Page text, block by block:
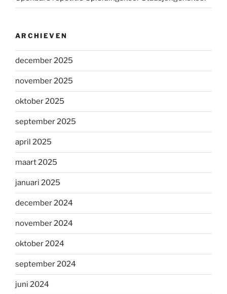
ARCHIEVEN
december 2025
november 2025
oktober 2025
september 2025
april 2025
maart 2025
januari 2025
december 2024
november 2024
oktober 2024
september 2024
juni 2024